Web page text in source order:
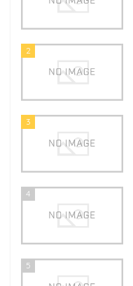
2
3
4
5